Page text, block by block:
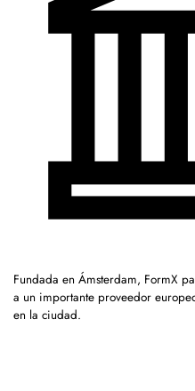
Fundada en Ámsterdam, FormX
a un importante proveedor
en la ciudad.